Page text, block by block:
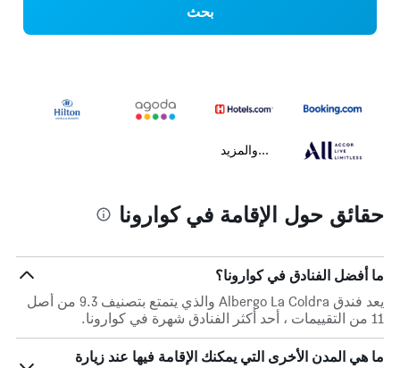
بحث
...والمزيد
حقائق حول الإقامة في كوارونا
ما أفضل الفنادق في كوارونا؟
يعد فندق Albergo La Coldra والذي يتمتع بتصنيف 9.3 من أصل
11 من التقييمات ، أحد أكثر الفنادق شهرة في كوارونا.
ما هي المدن الأخرى التي يمكنك الإقامة فيها عند زيارة